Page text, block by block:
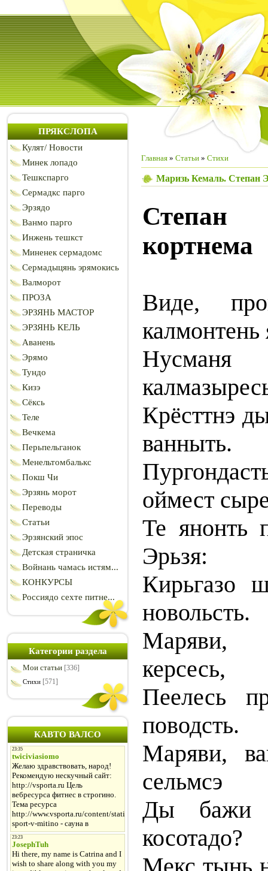
ПРЯКСЛОПА
Кулят/ Новости
Минек лопадо
Тешкспарго
Сермадкс парго
Эрзядо
Ванмо парго
Инжень тешкст
Миненек сермадомс
Сермадыцянь эрямокись
Валморот
ПРОЗА
ЭРЗЯНЬ МАСТОР
ЭРЗЯНЬ КЕЛЬ
Аванень
Эрямо
Тундо
Кизэ
Сёксь
Теле
Вечкема
Перьпельганок
Менельтомбалькс
Покш Чи
Эрзянь морот
Переводы
Статьи
Эрзянский эпос
Детская страничка
Войнань чамась истям...
КОНКУРСЫ
Россиядо сехте питне...
Категории раздела
Мои статьи [336]
Стихи [571]
КАВТО ВАЛСО
Главная » Статьи » Стихи
Маризь Кемаль. Степан
кортнема
Виде,
калмонтень
Крёсттнэ
ванныть.
оймест
Те янонть
Эрьзя:
Кирьгазо
новольсть.
Маряви,
керсесь,
Пеелесь
поводсть.
Маряви,
сельмсэ
Ды бажи
косотадо?